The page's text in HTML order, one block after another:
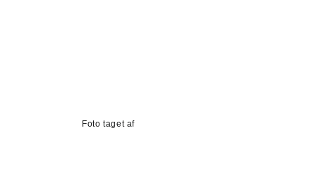
Foto taget af